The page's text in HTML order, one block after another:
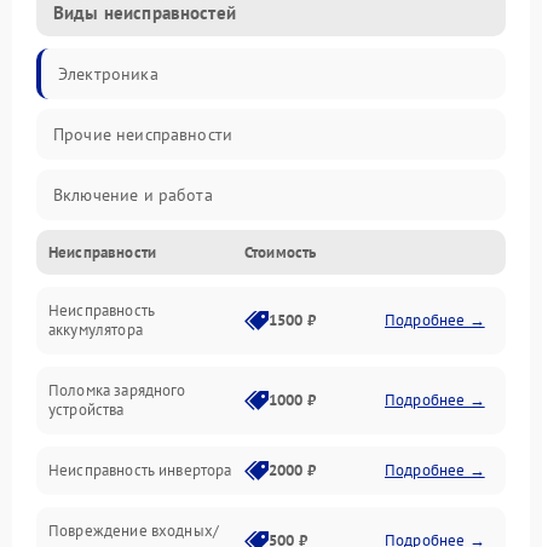
Виды неисправностей
Электроника
Прочие неисправности
Включение и работа
Работа с нагрузкой
Звук и индикация
Неисправности Стоимость
Неисправность
аккумулятора
1500 ₽ Подробнее →
Поломка зарядного
устройства
1000 ₽ Подробнее →
Неисправность инвертора 2000 ₽ Подробнее →
Повреждение входных/
500 ₽ Подробнее →